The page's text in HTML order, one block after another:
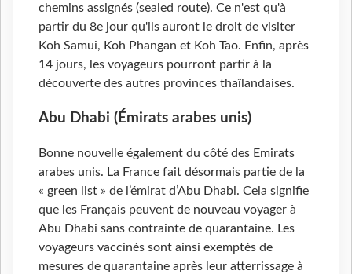
chemins assignés (sealed route). Ce n'est qu'à
partir du 8e jour qu'ils auront le droit de visiter
Koh Samui, Koh Phangan et Koh Tao. Enfin, après
14 jours, les voyageurs pourront partir à la
découverte des autres provinces thaïlandaises.
Abu Dhabi (Émirats arabes unis)
Bonne nouvelle également du côté des Emirats
arabes unis. La France fait désormais partie de la
« green list » de l’émirat d’Abu Dhabi. Cela signifie
que les Français peuvent de nouveau voyager à
Abu Dhabi sans contrainte de quarantaine. Les
voyageurs vaccinés sont ainsi exemptés de
mesures de quarantaine après leur atterrissage à